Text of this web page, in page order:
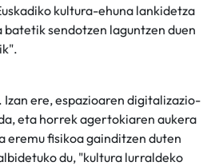
kultura-ehuna lankidetza
sendotzen laguntzen duen
ere, espazioaren digitalizazio-
eta horrek agertokiaren aukera
eremu fisikoa gainditzen duten
du, "kultura lurraldeko